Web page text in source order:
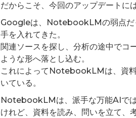
だからこそ、今回のアップデートに
Googleは、NotebookLMの弱点だ
手を入れてきた。
関連ソースを探し、分析の途中でコ
ような形へ落とし込む。
これによってNotebookLMは、資
いている。
NotebookLMは、派手な万能AIでは
けれど、資料を読み、問いを立て、